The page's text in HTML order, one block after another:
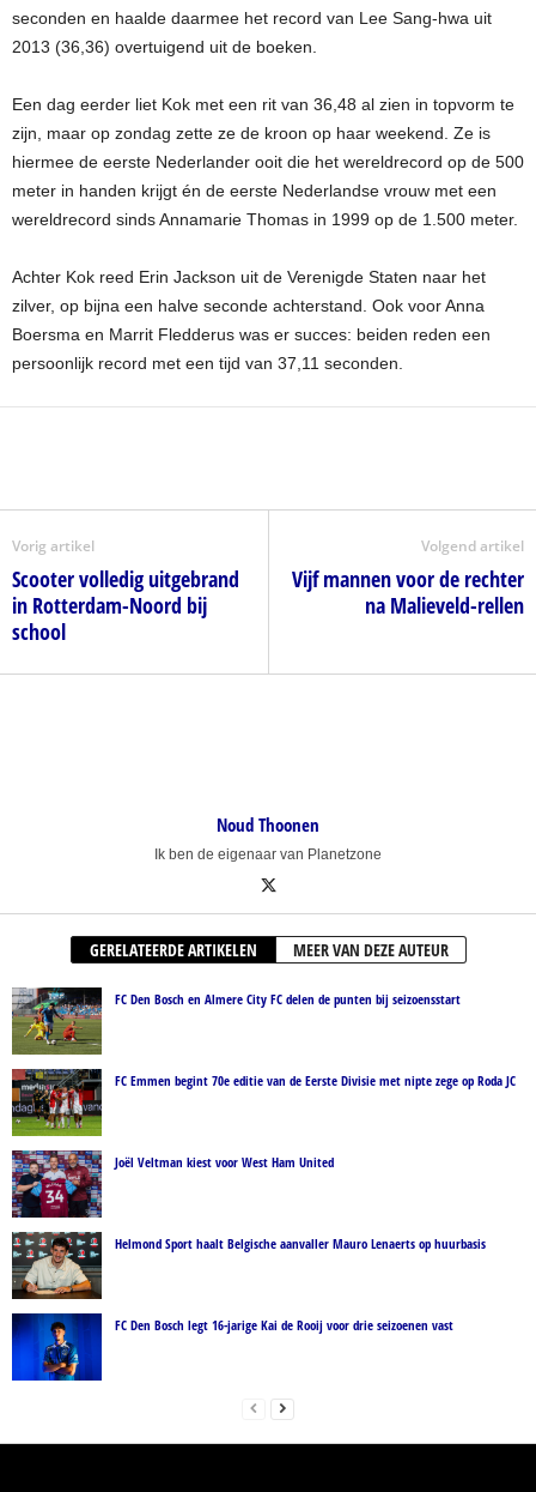
seconden en haalde daarmee het record van Lee Sang-hwa uit
2013 (36,36) overtuigend uit de boeken.
Een dag eerder liet Kok met een rit van 36,48 al zien in topvorm te
zijn, maar op zondag zette ze de kroon op haar weekend. Ze is
hiermee de eerste Nederlander ooit die het wereldrecord op de 500
meter in handen krijgt én de eerste Nederlandse vrouw met een
wereldrecord sinds Annamarie Thomas in 1999 op de 1.500 meter.
Achter Kok reed Erin Jackson uit de Verenigde Staten naar het
zilver, op bijna een halve seconde achterstand. Ook voor Anna
Boersma en Marrit Fledderus was er succes: beiden reden een
persoonlijk record met een tijd van 37,11 seconden.
Vorig artikel
Scooter volledig uitgebrand
in Rotterdam-Noord bij
school
Volgend artikel
Vijf mannen voor de rechter
na Malieveld-rellen
Noud Thoonen
Ik ben de eigenaar van Planetzone
GERELATEERDE ARTIKELEN MEER VAN DEZE AUTEUR
FC Den Bosch en Almere City FC delen de punten bij seizoensstart
FC Emmen begint 70e editie van de Eerste Divisie met nipte zege op Roda JC
Joël Veltman kiest voor West Ham United
Helmond Sport haalt Belgische aanvaller Mauro Lenaerts op huurbasis
FC Den Bosch legt 16-jarige Kai de Rooij voor drie seizoenen vast